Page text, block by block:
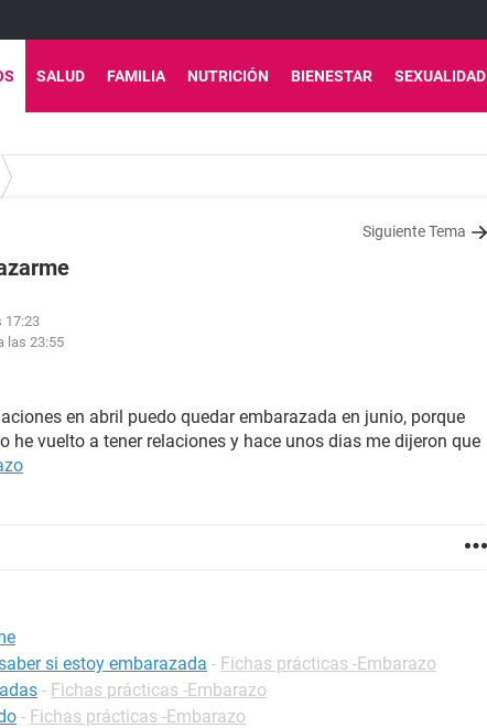
SALUD FAMILIA NUTRICIÓN BIENESTAR SEXUALIDAD
Siguiente Tema
17:23
las 23:55
en abril puedo quedar embarazada en junio, porque
he vuelto a tener relaciones y hace unos dias me dijeron que
si estoy embarazada - Fichas prácticas -Embarazo
- Fichas prácticas -Embarazo
- Fichas prácticas -Embarazo